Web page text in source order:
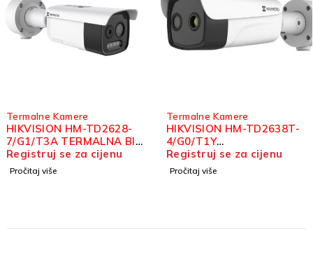
Termalne Kamere
HIKVISION HM-TD2628-
7/G1/T3A TERMALNA BI-
SPECTRUM IP BULLET
KAMERA
Registruj se za cijenu
Pročitaj više
Termalne Kamere
HIKVISION HM-TD2638T-
4/G0/T1Y
TERMOGRAFSKA BI-
SPECTRUM BULLET
KAMERA
Registruj se za cijenu
Pročitaj više